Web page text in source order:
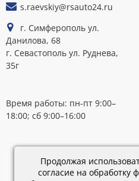
s.raevskiy@rsauto24.ru
г. Симферополь ул.
Данилова, 68
г. Севастополь ул. Руднева,
35г
Время работы: пн-пт 9:00–
18:00; сб 9:00–16:00
Продолжая
согласие на обработку